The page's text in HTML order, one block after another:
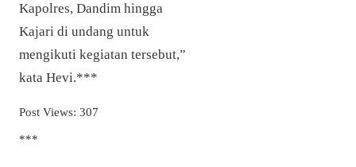
Kapolres, Dandim hingga
Kajari di undang untuk
mengikuti kegiatan tersebut,”
kata Hevi.***
Post Views: 307
***